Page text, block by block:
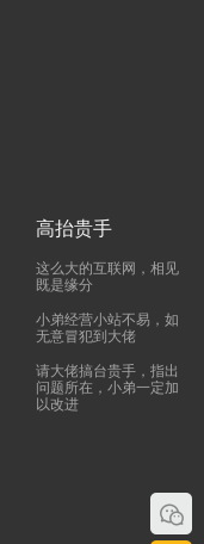
高抬贵手
这么大的互联网，相见
既是缘分
小弟经营小站不易，如
无意冒犯到大佬
请大佬搞台贵手，指出
问题所在，小弟一定加
以改进